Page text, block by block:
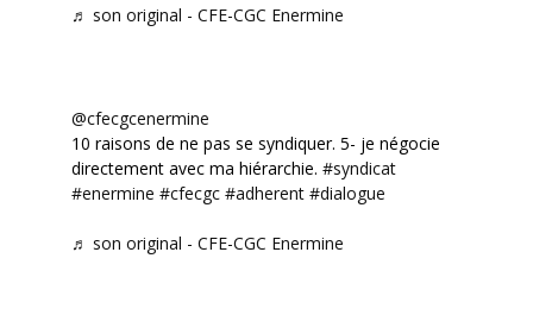
♬ son original - CFE-CGC Enermine
@cfecgcenermine
10 raisons de ne pas se syndiquer. 5- je négocie
directement avec ma hiérarchie. #syndicat
#enermine #cfecgc #adherent #dialogue
♬ son original - CFE-CGC Enermine